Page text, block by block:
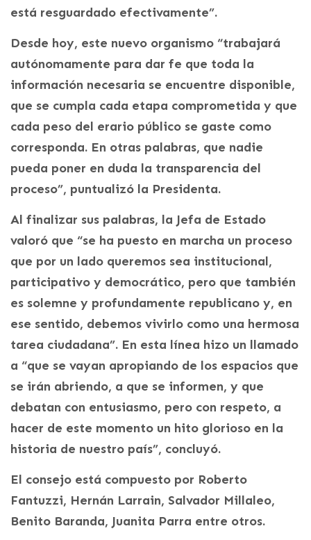
está resguardado efectivamente”.
Desde hoy, este nuevo organismo “trabajará
autónomamente para dar fe que toda la
información necesaria se encuentre disponible,
que se cumpla cada etapa comprometida y que
cada peso del erario público se gaste como
corresponda. En otras palabras, que nadie
pueda poner en duda la transparencia del
proceso”, puntualizó la Presidenta.
Al finalizar sus palabras, la Jefa de Estado
valoró que “se ha puesto en marcha un proceso
que por un lado queremos sea institucional,
participativo y democrático, pero que también
es solemne y profundamente republicano y, en
ese sentido, debemos vivirlo como una hermosa
tarea ciudadana”. En esta línea hizo un llamado
a “que se vayan apropiando de los espacios que
se irán abriendo, a que se informen, y que
debatan con entusiasmo, pero con respeto, a
hacer de este momento un hito glorioso en la
historia de nuestro país”, concluyó.
El consejo está compuesto por Roberto
Fantuzzi, Hernán Larrain, Salvador Millaleo,
Benito Baranda, Juanita Parra entre otros.